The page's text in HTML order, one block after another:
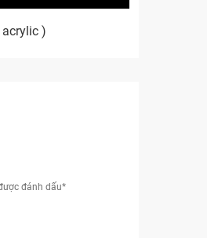
acrylic )
đánh dấu*